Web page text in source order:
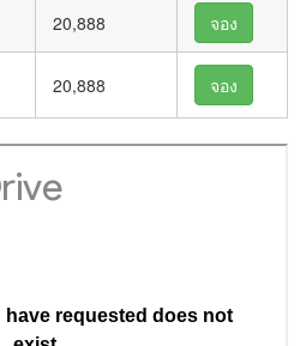
20,888 จอง
20,888 จอง